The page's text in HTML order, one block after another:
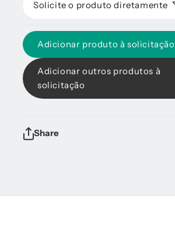
Solicite o produto diretamente
Adicionar produto à solicitação
Adicionar outros produtos à
solicitação
Share